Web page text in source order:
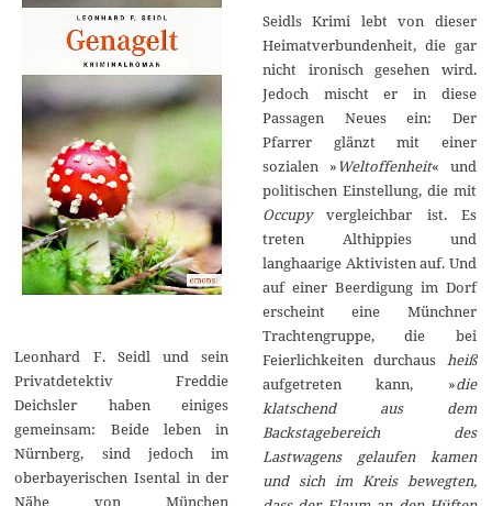
Leonhard F. Seidl und sein
Privatdetektiv Freddie
Deichsler haben einiges
gemeinsam: Beide leben in
Nürnberg, sind jedoch im
oberbayerischen Isental in der
Nähe von München
Seidls Krimi lebt von dieser
Heimatverbundenheit, die gar
nicht ironisch gesehen wird.
Jedoch mischt er in diese
Passagen Neues ein: Der
Pfarrer glänzt mit einer
sozialen »Weltoffenheit« und
politischen Einstellung, die mit
Occupyvergleichbar ist. Es
treten Althippies und
langhaarige Aktivisten auf. Und
auf einer Beerdigung im Dorf
erscheint eine Münchner
Trachtengruppe, die bei
Feierlichkeiten durchaus heiß
aufgetreten kann, »die
klatschend aus dem
Backstagebereich des
Lastwagens gelaufen kamen
und sich im Kreis bewegten,